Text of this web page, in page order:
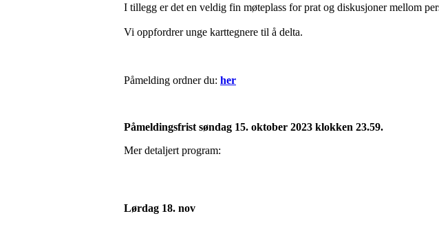
I tillegg er det en veldig fin møteplass for prat og diskusjoner mellom
Vi oppfordrer unge karttegnere til å delta.
Påmelding ordner du: her
Påmeldingsfrist søndag 15. oktober 2023 klokken 23.59.
Mer detaljert program:
Lørdag 18. nov